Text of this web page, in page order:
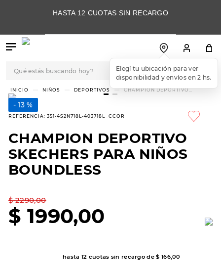
HASTA 12 CUOTAS SIN RECARGO
Elegí tu ubicación para ver
disponibilidad y envíos en 2 hs.
NIÑOS DEPORTIVOS
CHAMPION DEPORTIVO
13 %
REFERENCIA: 351-4S2N718L-403718L_CCOR
CHAMPION DEPORTIVO
SKECHERS PARA NIÑOS
BOUNDLESS
$ 2290,00
$ 1990,00
hasta 12 cuotas sin recargo de$ 166,00
TÉRMINOS MÁS
BUSCADOS
1.
3.
skechers slip-ins